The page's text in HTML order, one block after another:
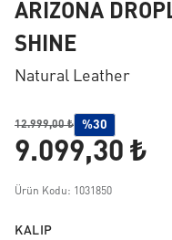
ARIZONA
SHINE
Natural Leather
12.999,00 ₺ %30
9.099,30 ₺
Ürün Kodu: 1031850
KALIP